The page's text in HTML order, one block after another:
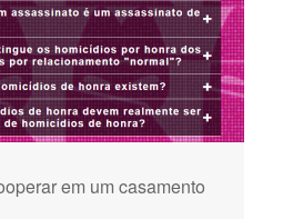
em um casamento